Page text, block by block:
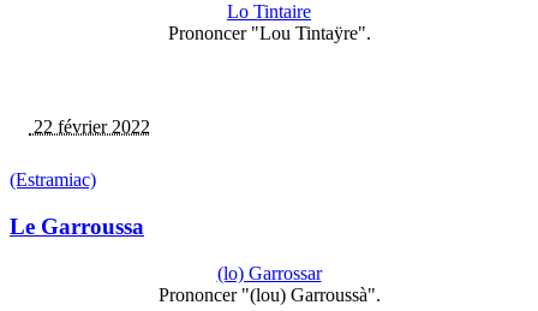
Lo Tintaire
Prononcer "Lou Tintaÿre".
22 février 2022
(Estramiac)
Le Garroussa
(lo) Garrossar
Prononcer "(lou) Garroussà".